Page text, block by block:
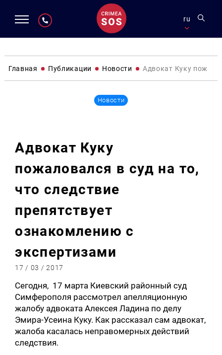
ru
Главная Публикации Новости Адвокат Куку
Новости
Адвокат Куку
пожаловался в суд на то,
что следствие
препятствует
ознакомлению с
экспертизами
17 / 03 / 2017
Сегодня, 17 марта Киевский районный суд
Симферополя рассмотрел апелляционную
жалобу адвоката Алексея Ладина по делу
Эмира-Усеина Куку. Как рассказал сам адвокат,
жалоба касалась неправомерных действий
следствия.